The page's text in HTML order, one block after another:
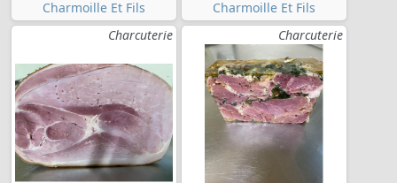
Charmoille Et Fils
Charmoille Et Fils
Charcuterie
Charcuterie